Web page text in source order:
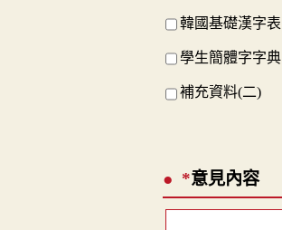
韓國基礎漢字表
學生簡體字字典
補充資料(二)
*意見內容